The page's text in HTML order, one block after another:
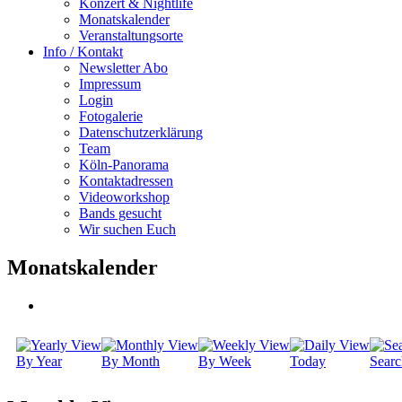
Konzert & Nightlife
Monatskalender
Veranstaltungsorte
Info / Kontakt
Newsletter Abo
Impressum
Login
Fotogalerie
Datenschutzerklärung
Team
Köln-Panorama
Kontaktadressen
Videoworkshop
Bands gesucht
Wir suchen Euch
Monatskalender
By Year By Month By Week Today